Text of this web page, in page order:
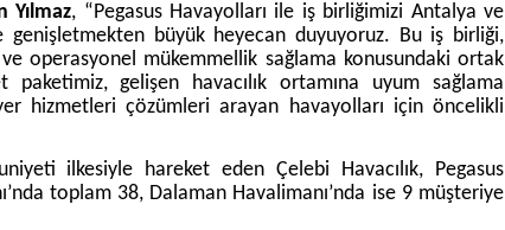
Yılmaz, “Pegasus Havayolları ile iş birliğimizi Antalya ve
genişletmekten büyük heyecan duyuyoruz. Bu iş birliği,
operasyonel mükemmellik sağlama konusundaki ortak
paketimiz, gelişen havacılık ortamına uyum sağlama
hizmetleri çözümleri arayan havayolları için öncelikli
ilkesiyle hareket eden Çelebi Havacılık, Pegasus
toplam 38, Dalaman Havalimanı’nda ise 9 müşteriye